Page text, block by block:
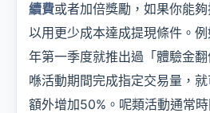
續費或者加倍獎勵，如果你能
以用更少成本達成提現條件。
年第一季度就推出過「體驗金
喺活動期間完成指定交易量，
額外增加50%。呢類活動通常